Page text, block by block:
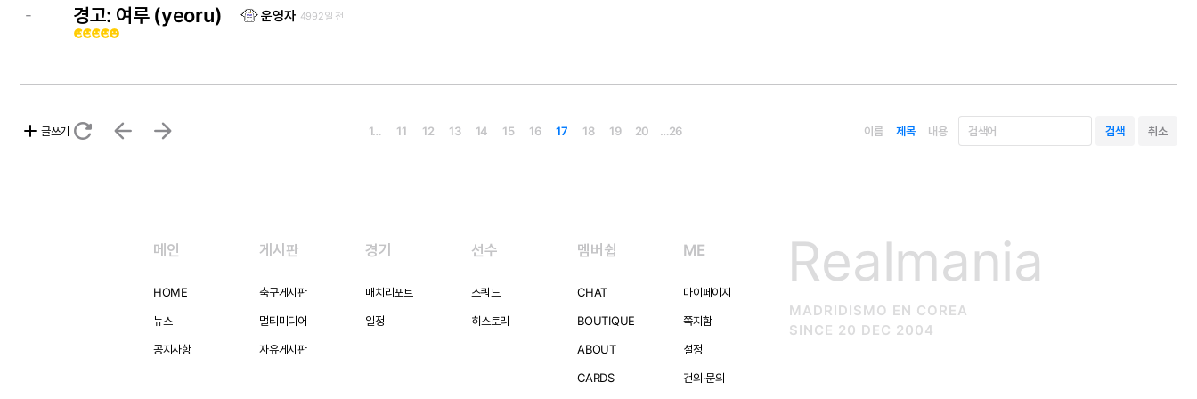
-
emoji_emotionsemoji_emotionsemoji_emotionsemoji_emotionsemoji_emotions
경고: 여루 (yeoru) 운영자 4992일 전
add 글쓰기 refresh arrow_back arrow_forward 1… 11 12 13 14 15 16 17 18 19 20 …26 이름 제목 내용
메인
HOME
뉴스
공지사항
게시판
축구게시판
멀티미디어
자유게시판
경기
매치리포트
일정
선수
스쿼드
히스토리
멤버쉽
CHAT
BOUTIQUE
ABOUT
CARDS
ME
마이페이지
쪽지함
설정
건의·문의
Realmania
MADRIDISMO EN COREA
SINCE 20 DEC 2004